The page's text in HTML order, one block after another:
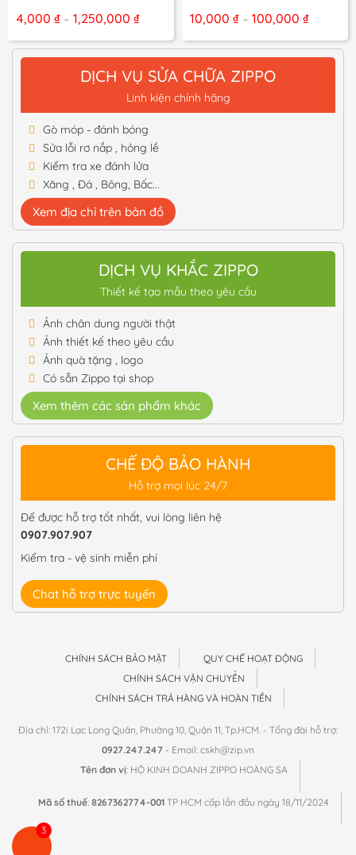
4,000 ₫ – 1,250,000 ₫Khoảng
từ
4,000 ₫
1,250,000 ₫
10,000 ₫ – 100,000 ₫Khoảng
từ
10,000 ₫
DỊCH VỤ SỬA CHỮA ZIPPO
Linh kiện chính hãng
Gò móp - đánh bóng
Sửa lỗi rơ nắp , hỏng lề
Kiểm tra xe đánh lửa
Xăng , Đá , Bông, Bấc...
Xem địa chỉ trên bản đồ
DỊCH VỤ KHẮC ZIPPO
Thiết kế tạo mẫu theo yêu cầu
Ảnh chân dung người thật
Ảnh thiết kế theo yêu cầu
Ảnh quà tặng , logo
Có sẵn Zippo tại shop
Xem thêm các sản phẩm khác
CHẾ ĐỘ BẢO HÀNH
Hỗ trợ mọi lúc 24/7
Để được hỗ trợ tốt nhất, vui lòng liên hệ
0907.907.907
Kiểm tra - vệ sinh miễn phí
Chat hỗ trợ trực tuyến
CHÍNH SÁCH BẢO MẬT
QUY CHẾ HOẠT ĐỘNG
CHÍNH SÁCH VẬN CHUYỂN
CHÍNH SÁCH TRẢ HÀNG VÀ HOÀN TIỀN
Địa chỉ: 172i Lạc Long Quân, Phường 10, Quận 11, Tp.HCM. - Tổng đài hỗ trợ:
0927.247.247 - Email: cskh@zip.vn
Tên đơn vị: HỘ KINH DOANH ZIPPO HOÀNG SA
Mã số thuế:8267362774-001TP HCM cấp lần đầu ngày 18/11/2024
3